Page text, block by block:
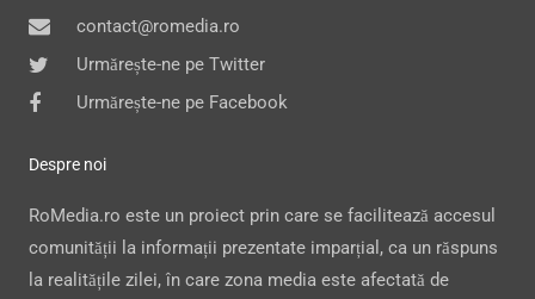
contact@romedia.ro
Urmărește-ne pe Twitter
Urmărește-ne pe Facebook
Despre noi
RoMedia.ro este un proiect prin care se facilitează accesul
comunității la informații prezentate imparțial, ca un răspuns
la realitățile zilei, în care zona media este afectată de